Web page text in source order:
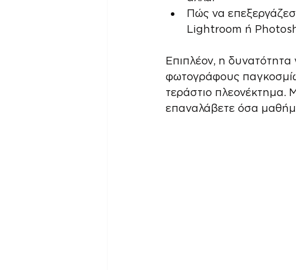
Πώς να
Lightroom ή
Επιπλέον, η
φωτογράφους
τεράστιο πλεονέκτημα.
επαναλάβετε όσα